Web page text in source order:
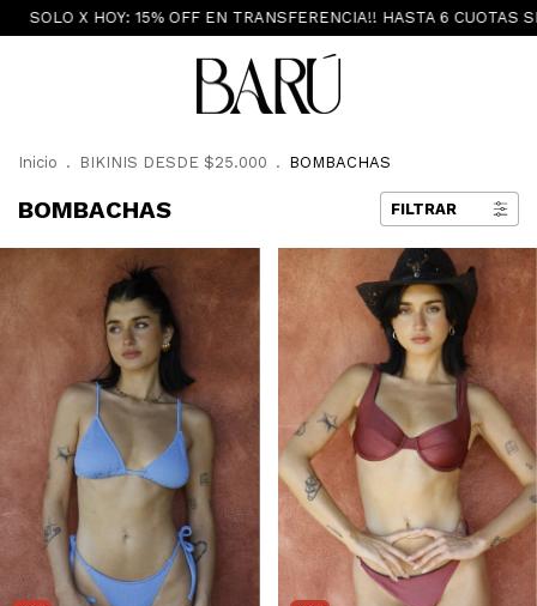
EN TRANSFERENCIA!! HASTA 6 CUOTAS SIN INTERÉS - ENVÍO
Inicio . BIKINIS DESDE $25.000 . BOMBACHAS
BOMBACHAS FILTRAR